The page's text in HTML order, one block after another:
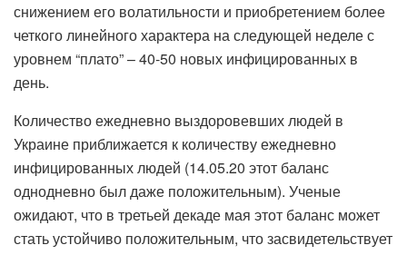
снижением его волатильности и приобретением более
четкого линейного характера на следующей неделе с
уровнем “плато” – 40-50 новых инфицированных в
день.
Количество ежедневно выздоровевших людей в
Украине приближается к количеству ежедневно
инфицированных людей (14.05.20 этот баланс
однодневно был даже положительным). Ученые
ожидают, что в третьей декаде мая этот баланс может
стать устойчиво положительным, что засвидетельствует